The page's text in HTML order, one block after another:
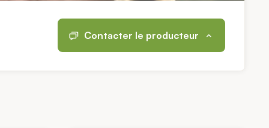
Contacter le producteur